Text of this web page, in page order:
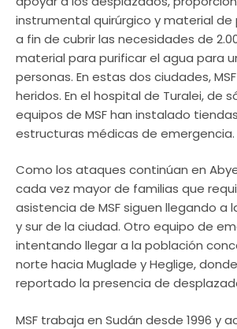
instrumental quirúrgico y material de
a fin de cubrir las necesidades de
material para purificar el agua para
personas. En estas dos ciudades,
heridos. En el hospital de Turalei, de
equipos de MSF han instalado
estructuras médicas de emergencia.
Como los ataques continúan en
cada vez mayor de familias que
asistencia de MSF siguen llegando a
y sur de la ciudad. Otro equipo de
intentando llegar a la población
norte hacia Muglade y Heglige,
reportado la presencia de
MSF trabaja en Sudán desde 1996 y